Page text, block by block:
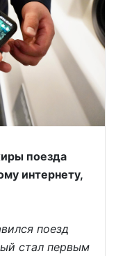
поезда
интернету,
поезд
стал первым